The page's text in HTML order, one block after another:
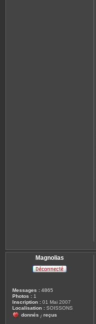
Magnolias
Messages : 4865
Photos : 1
Inscription : 01 Mai 2007
Localisation : SOISSONS
donnés / reçus